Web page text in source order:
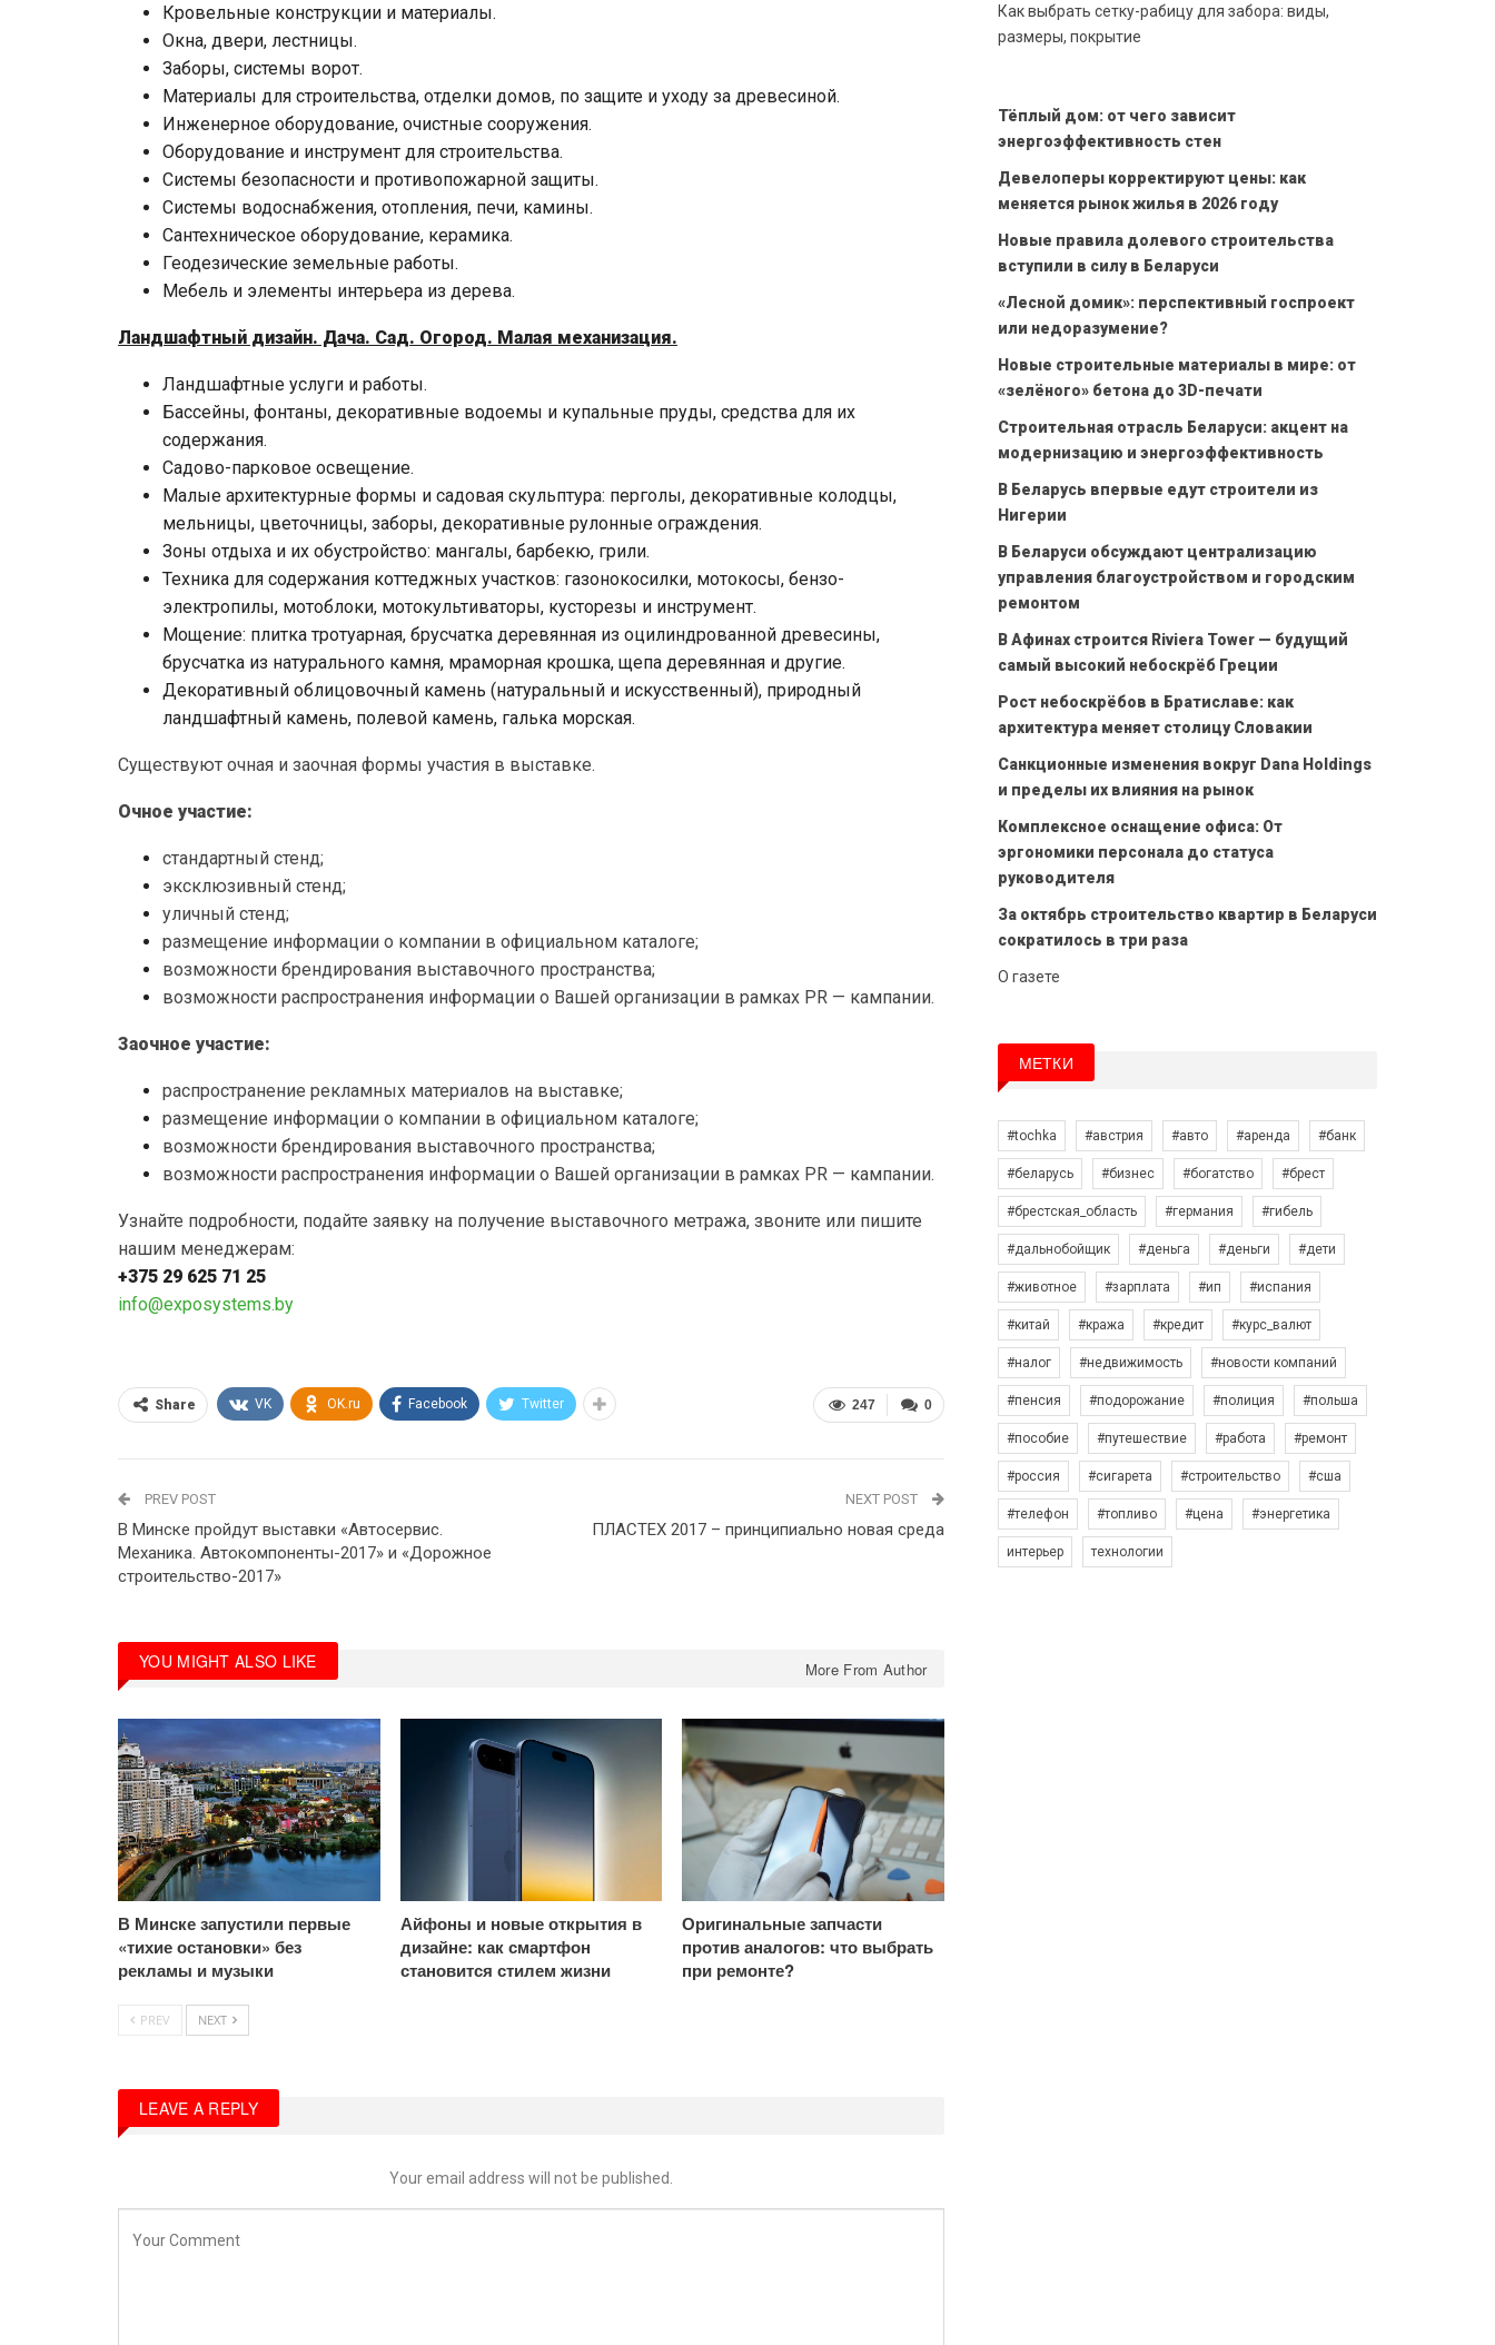
Кровельные конструкции и материалы.
Окна, двери, лестницы.
Заборы, системы ворот.
Материалы для строительства, отделки домов, по защите и уходу за древесиной.
Инженерное оборудование, очистные сооружения.
Оборудование и инструмент для строительства.
Системы безопасности и противопожарной защиты.
Системы водоснабжения, отопления, печи, камины.
Сантехническое оборудование, керамика.
Геодезические земельные работы.
Мебель и элементы интерьера из дерева.
Ландшафтный дизайн. Дача. Сад. Огород. Малая механизация.
Ландшафтные услуги и работы.
Бассейны, фонтаны, декоративные водоемы и купальные пруды, средства для их
содержания.
Садово-парковое освещение.
Малые архитектурные формы и садовая скульптура: перголы, декоративные колодцы,
мельницы, цветочницы, заборы, декоративные рулонные ограждения.
Зоны отдыха и их обустройство: мангалы, барбекю, грили.
Техника для содержания коттеджных участков: газонокосилки, мотокосы, бензо-
электропилы, мотоблоки, мотокультиваторы, кусторезы и инструмент.
Мощение: плитка тротуарная, брусчатка деревянная из оцилиндрованной древесины,
брусчатка из натурального камня, мраморная крошка, щепа деревянная и другие.
Декоративный облицовочный камень (натуральный и искусственный), природный
ландшафтный камень, полевой камень, галька морская.
Существуют очная и заочная формы участия в выставке.
Очное участие:
стандартный стенд;
эксклюзивный стенд;
уличный стенд;
размещение информации о компании в официальном каталоге;
возможности брендирования выставочного пространства;
возможности распространения информации о Вашей организации в рамках PR — кампании.
Заочное участие:
распространение рекламных материалов на выставке;
размещение информации о компании в официальном каталоге;
возможности брендирования выставочного пространства;
возможности распространения информации о Вашей организации в рамках PR — кампании.
Узнайте подробности, подайте заявку на получение выставочного метража, звоните или пишите
нашим менеджерам:
+375 29 625 71 25
info@exposystems.by
0
247
Share VK OK.ru Facebook Twitter
PREV POST
В Минске пройдут выставки «Автосервис.
Механика. Автокомпоненты-2017» и «Дорожное
строительство-2017»
NEXT POST
ПЛАСТЕХ 2017 – принципиально новая среда
YOU MIGHT ALSO LIKE More From Author
В Минске запустили первые
«тихие остановки» без
рекламы и музыки
Айфоны и новые открытия в
дизайне: как смартфон
становится стилем жизни
Оригинальные запчасти
против аналогов: что выбрать
при ремонте?
PREV NEXT
LEAVE A REPLY
Your email address will not be published.
Как выбрать сетку-рабицу для забора: виды,
размеры, покрытие
Тёплый дом: от чего зависит
энергоэффективность стен
Девелоперы корректируют цены: как
меняется рынок жилья в 2026 году
Новые правила долевого строительства
вступили в силу в Беларуси
«Лесной домик»: перспективный госпроект
или недоразумение?
Новые строительные материалы в мире: от
«зелёного» бетона до 3D-печати
Строительная отрасль Беларуси: акцент на
модернизацию и энергоэффективность
В Беларусь впервые едут строители из
Нигерии
В Беларуси обсуждают централизацию
управления благоустройством и городским
ремонтом
В Афинах строится Riviera Tower — будущий
самый высокий небоскрёб Греции
Рост небоскрёбов в Братиславе: как
архитектура меняет столицу Словакии
Санкционные изменения вокруг Dana Holdings
и пределы их влияния на рынок
Комплексное оснащение офиса: От
эргономики персонала до статуса
руководителя
За октябрь строительство квартир в Беларуси
сократилось в три раза
О газете
МЕТКИ
#tochka #австрия #авто #аренда #банк
#беларусь #бизнес #богатство #брест
#брестская_область #германия #гибель
#дальнобойщик #деньга #деньги #дети
#животное #зарплата #ип #испания
#китай #кража #кредит #курс_валют
#налог #недвижимость #новости компаний
#пенсия #подорожание #полиция #польша
#пособие #путешествие #работа #ремонт
#россия #сигарета #строительство #сша
#телефон #топливо #цена #энергетика
интерьер технологии